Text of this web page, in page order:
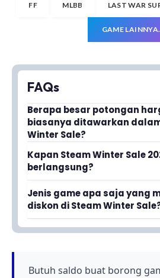
FF MLBB LAST WAR
GAME
FAQs
Berapa besar potongan
biasanya ditawarkan
Winter Sale?
Steam Winter Sale 2025
potongan harga yang besar
game, mulai dari judul
indie. Besaran diskon
pada game dan publisher
Kapan Steam Winter Sale
berlangsung?
Steam Winter Sale 2025
bulan ini sebagai momen
murah.
Jenis game apa saja yang
diskon di Steam Winter
Berbagai jenis game
kesempatan baik untuk
Butuh saldo buat borong